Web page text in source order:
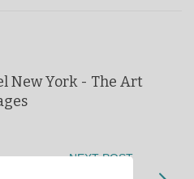
New York - The Art
NEXT POST